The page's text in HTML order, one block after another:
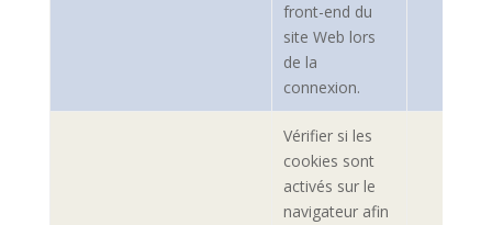
front-end du
site Web lors
de la
connexion.
Vérifier si les
cookies sont
activés sur le
navigateur afin